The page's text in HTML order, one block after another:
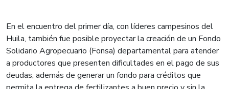
En el encuentro del primer día, con líderes campesinos del
Huila, también fue posible proyectar la creación de un Fondo
Solidario Agropecuario (Fonsa) departamental para atender
a productores que presenten dificultades en el pago de sus
deudas, además de generar un fondo para créditos que